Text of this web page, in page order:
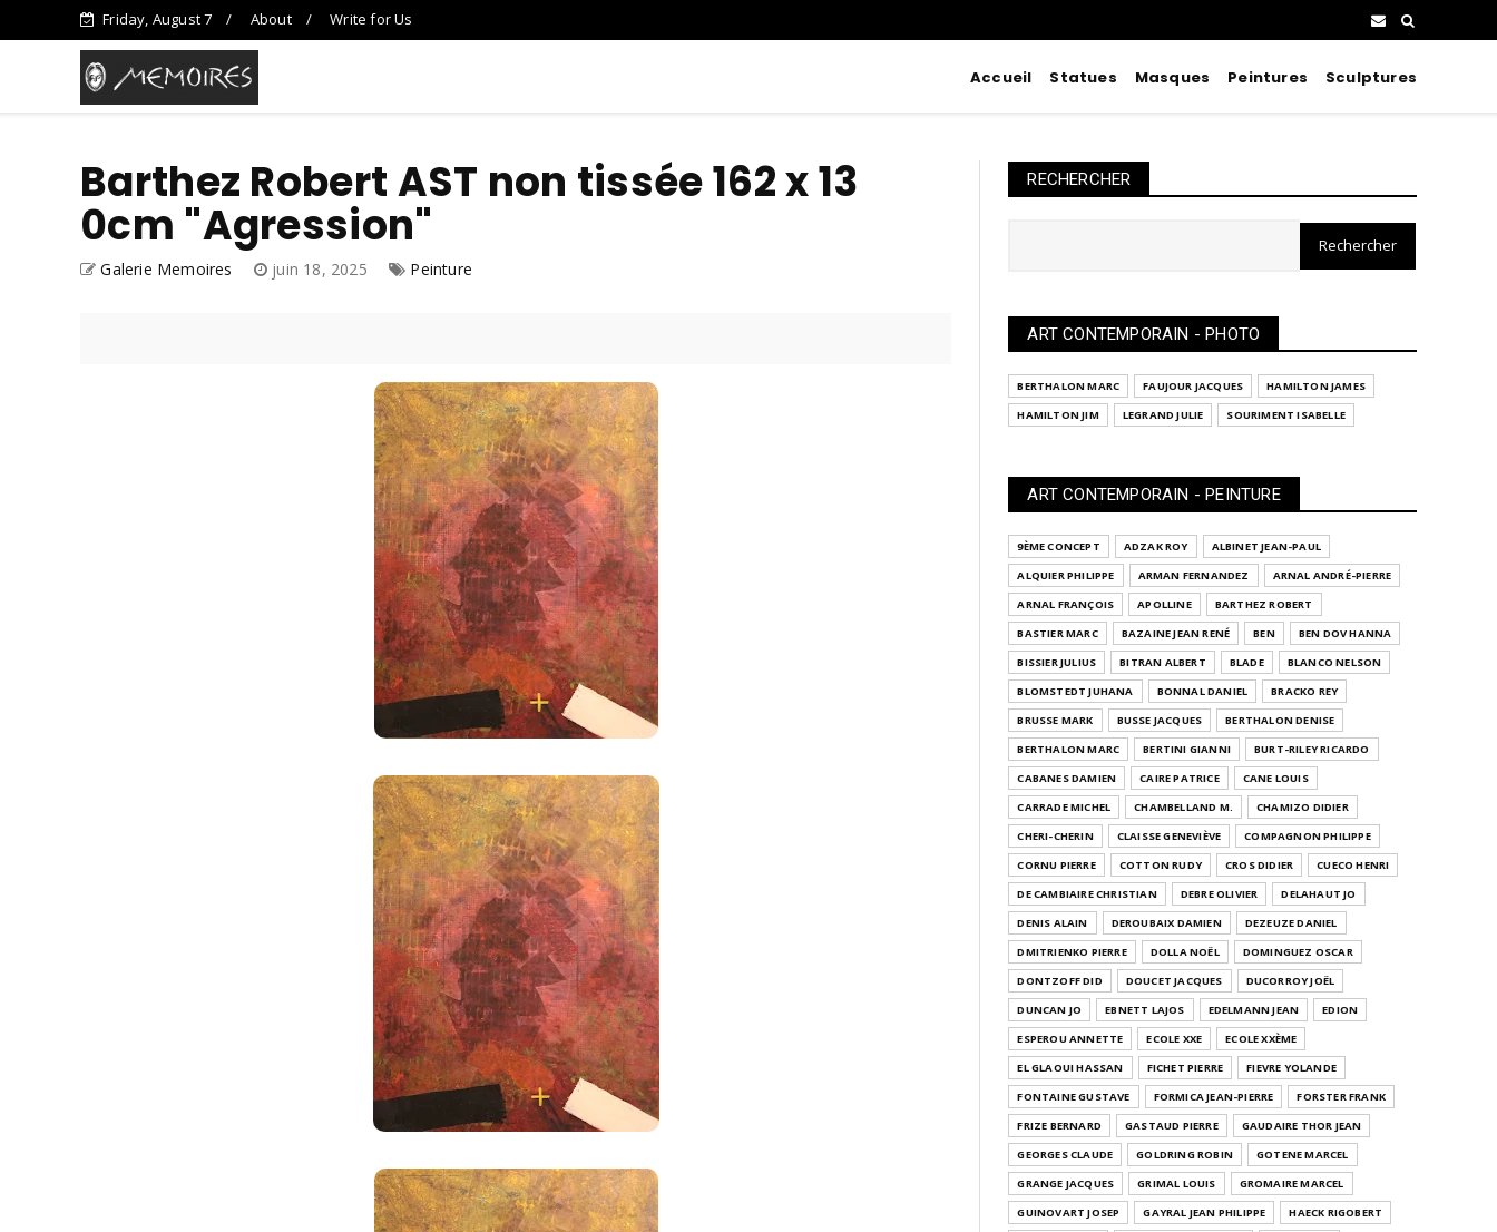
Friday, August 7 About Write for Us
Accueil Statues Masques Peintures Sculptures
Barthez Robert AST non tissée 162 x 13
0cm "Agression"
Galerie Memoires juin 18, 2025 Peinture
RECHERCHER
ART CONTEMPORAIN - PHOTO
BERTHALON MARC FAUJOUR JACQUES
HAMILTON JAMES
HAMILTON JIM
LEGRAND JULIE SOURIMENT ISABELLE
ART CONTEMPORAIN - PEINTURE
9ÈME CONCEPT ADZAK ROY
ALBINET JEAN-PAUL
ALQUIER PHILIPPE
ARMAN FERNANDEZ
ARNAL ANDRÉ-PIERRE
ARNAL FRANÇOIS
APOLLINE
BARTHEZ ROBERT
BASTIER MARC
BAZAINE JEAN RENÉ BEN
BEN DOV HANNA
BISSIER JULIUS
BITRAN ALBERT BLADE
BLANCO NELSON
BLOMSTEDT JUHANA
BONNAL DANIEL
BRACKO REY
BRUSSE MARK
BUSSE JACQUES
BERTHALON DENISE
BERTHALON MARC
BERTINI GIANNI
BURT-RILEY RICARDO
CABANES DAMIEN
CAIRE PATRICE
CANE LOUIS
CARRADE MICHEL
CHAMBELLAND M.
CHAMIZO DIDIER
CHERI-CHERIN
CLAISSE GENEVIÈVE
COMPAGNON PHILIPPE
CORNU PIERRE
COTTON RUDY CROS DIDIER
CUECO HENRI
DE CAMBIAIRE CHRISTIAN
DEBRE OLIVIER
DELAHAUT JO
DENIS ALAIN
DEROUBAIX DAMIEN
DEZEUZE DANIEL
DMITRIENKO PIERRE
DOLLA NOËL
DOMINGUEZ OSCAR
DONTZOFF DID
DOUCET JACQUES
DUCORROY JOËL
DUNCAN JO
EBNETT LAJOS EDELMANN JEAN
EDION
ESPEROU ANNETTE
ECOLE XXE
ECOLE XXÈME
EL GLAOUI HASSAN
FICHET PIERRE
FIEVRE YOLANDE
FONTAINE GUSTAVE
FORMICA JEAN-PIERRE
FORSTER FRANK
FRIZE BERNARD
GASTAUD PIERRE
GAUDAIRE THOR JEAN
GEORGES CLAUDE
GOLDRING ROBIN
GOTENE MARCEL
GRANGE JACQUES
GRIMAL LOUIS
GROMAIRE MARCEL
GUINOVART JOSEP
GAYRAL JEAN PHILIPPE
HAECK RIGOBERT